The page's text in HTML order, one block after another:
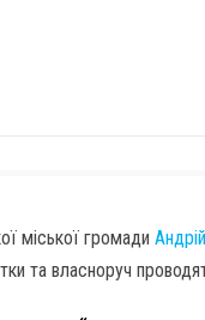
міської громади
та власноруч